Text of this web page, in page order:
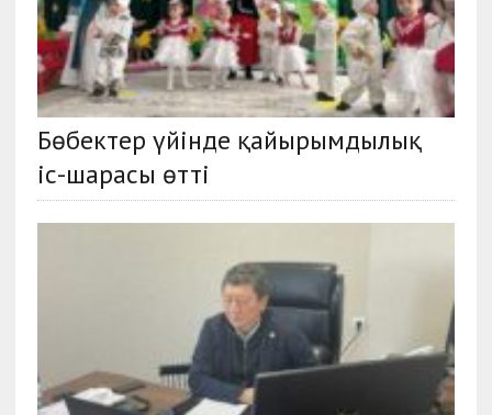
Бөбектер үйінде қайырымдылық
іс-шарасы өтті